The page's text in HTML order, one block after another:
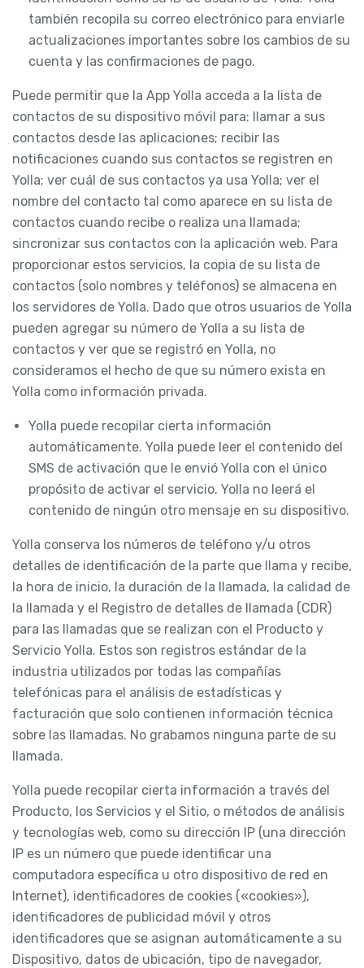
también recopila su correo electrónico para enviarle
actualizaciones importantes sobre los cambios de su
cuenta y las confirmaciones de pago.
Puede permitir que la App Yolla acceda a la lista de
contactos de su dispositivo móvil para: llamar a sus
contactos desde las aplicaciones; recibir las
notificaciones cuando sus contactos se registren en
Yolla; ver cuál de sus contactos ya usa Yolla; ver el
nombre del contacto tal como aparece en su lista de
contactos cuando recibe o realiza una llamada;
sincronizar sus contactos con la aplicación web. Para
proporcionar estos servicios, la copia de su lista de
contactos (solo nombres y teléfonos) se almacena en
los servidores de Yolla. Dado que otros usuarios de Yolla
pueden agregar su número de Yolla a su lista de
contactos y ver que se registró en Yolla, no
consideramos el hecho de que su número exista en
Yolla como información privada.
Yolla puede recopilar cierta información
automáticamente. Yolla puede leer el contenido del
SMS de activación que le envió Yolla con el único
propósito de activar el servicio. Yolla no leerá el
contenido de ningún otro mensaje en su dispositivo.
Yolla conserva los números de teléfono y/u otros
detalles de identificación de la parte que llama y recibe,
la hora de inicio, la duración de la llamada, la calidad de
la llamada y el Registro de detalles de llamada (CDR)
para las llamadas que se realizan con el Producto y
Servicio Yolla. Estos son registros estándar de la
industria utilizados por todas las compañías
telefónicas para el análisis de estadísticas y
facturación que solo contienen información técnica
sobre las llamadas. No grabamos ninguna parte de su
llamada.
Yolla puede recopilar cierta información a través del
Producto, los Servicios y el Sitio, o métodos de análisis
y tecnologías web, como su dirección IP (una dirección
IP es un número que puede identificar una
computadora específica u otro dispositivo de red en
Internet), identificadores de cookies («cookies»),
identificadores de publicidad móvil y otros
identificadores que se asignan automáticamente a su
Dispositivo, datos de ubicación, tipo de navegador,